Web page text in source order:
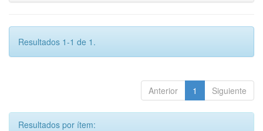
Resultados 1-1 de 1.
Anterior 1 Siguiente
Resultados por ítem: